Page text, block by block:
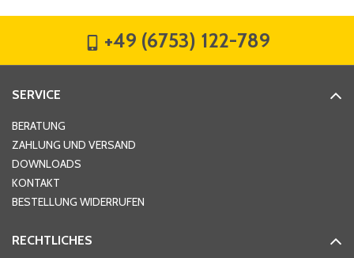
Hausnummer
Ort*
+49 (6753) 122-789
SERVICE
BERATUNG
ZAHLUNG UND VERSAND
DOWNLOADS
KONTAKT
BESTELLUNG WIDERRUFEN
RECHTLICHES